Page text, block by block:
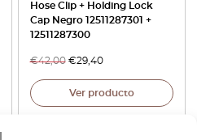
Hose Clip + Holding Lock
Cap Negro 12511287301 +
12511287300
€42,00 €29,40
Ver producto